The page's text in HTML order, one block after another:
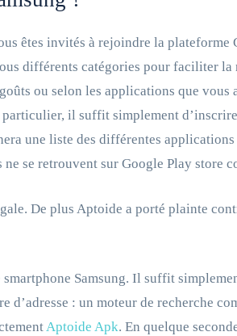
êtes invités à rejoindre la plateforme
différents catégories pour faciliter la
ou selon les applications que vous
il suffit simplement
une liste des différentes
se retrouvent sur Google Play store
De plus Aptoide a porté plainte
Samsung. Il suffit
: un moteur de recherche
Aptoide Apk. En quelque